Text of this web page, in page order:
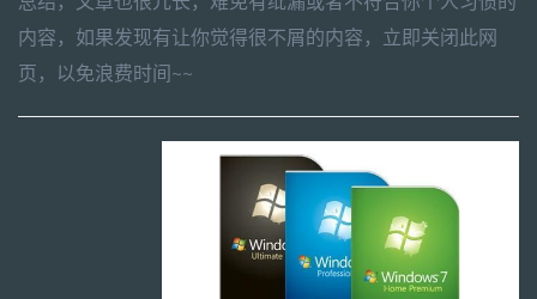
内容，如果发现有让你觉得很不屑的内容，立即关闭此网
页，以免浪费时间~~